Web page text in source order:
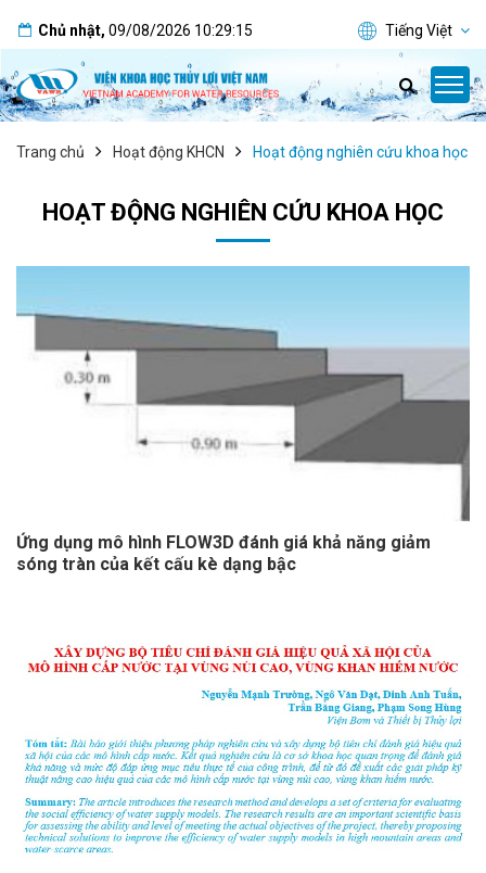
Chủ nhật, 09/08/2026 10:29:15 Tiếng Việt
Trang chủ Hoạt động KHCN Hoạt động nghiên cứu khoa học
HOẠT ĐỘNG NGHIÊN CỨU KHOA HỌC
Ứng dụng mô hình FLOW3D đánh giá khả năng giảm
sóng tràn của kết cấu kè dạng bậc